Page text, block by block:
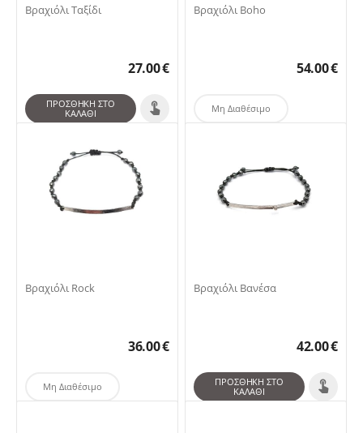
Βραχιόλι Ταξίδι
27.00€
ΠΡΟΣΘΉΚΗ ΣΤΟ
ΚΑΛΆΘΙ
Βραχιόλι Boho
54.00€
Μη Διαθέσιμο
Βραχιόλι Rock
36.00€
Μη Διαθέσιμο
Βραχιόλι Βανέσα
42.00€
ΠΡΟΣΘΉΚΗ ΣΤΟ
ΚΑΛΆΘΙ